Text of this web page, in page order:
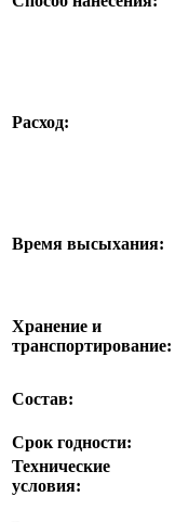
Расход:
Время высыхания:
Хранение и
транспортирование:
Состав:
Срок годности:
Технические
условия: